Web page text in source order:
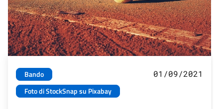
Bando
Foto di StockSnap su Pixabay
01/09/2021